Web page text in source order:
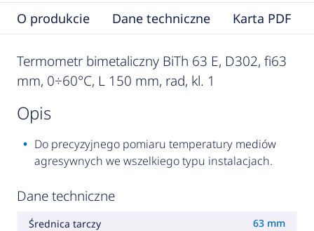
O produkcie Dane techniczne Karta PDF
Termometr bimetaliczny BiTh 63 E, D302, fi63
mm, 0÷60°C, L 150 mm, rad, kl. 1
opis
Do precyzyjnego pomiaru temperatury mediów
agresywnych we wszelkiego typu instalacjach.
Dane techniczne
Średnica tarczy 63 mm